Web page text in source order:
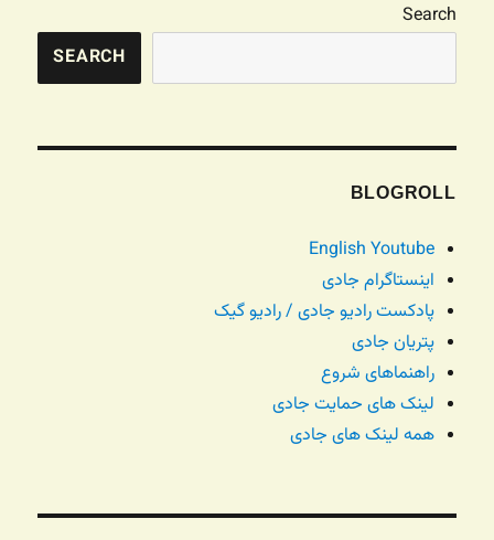
Search
SEARCH
BLOGROLL
English Youtube
اینستاگرام جادی
پادکست رادیو جادی / رادیو گیک
پتریان جادی
راهنماهای شروع
لینک های حمایت جادی
همه لینک های جادی